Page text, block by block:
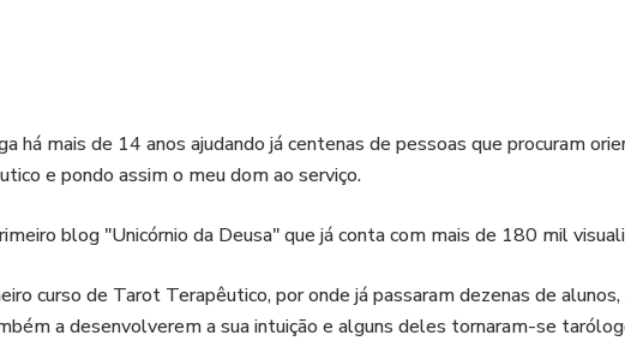
há mais de 14 anos ajudando já centenas de pessoas que procuram
e pondo assim o meu dom ao serviço.
blog "Unicórnio da Deusa" que já conta com mais de 180 mil
curso de Tarot Terapêutico, por onde já passaram dezenas de
a desenvolverem a sua intuição e alguns deles tornaram-se